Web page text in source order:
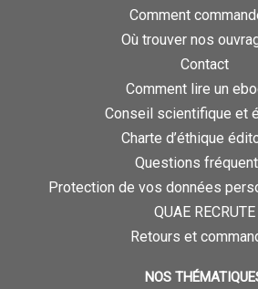
Comment
Où trouver nos
Contact
Comment lire un
Conseil scientifique et
Charte d’éthique
Questions
Protection de vos données
QUAE RECRUTE
Retours et
NOS